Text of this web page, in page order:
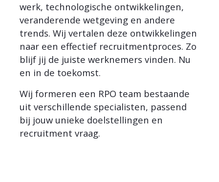
werk, technologische ontwikkelingen,
veranderende wetgeving en andere
trends. Wij vertalen deze ontwikkelingen
naar een effectief recruitmentproces. Zo
blijf jij de juiste werknemers vinden. Nu
en in de toekomst.
Wij formeren een RPO team bestaande
uit verschillende specialisten, passend
bij jouw unieke doelstellingen en
recruitment vraag.